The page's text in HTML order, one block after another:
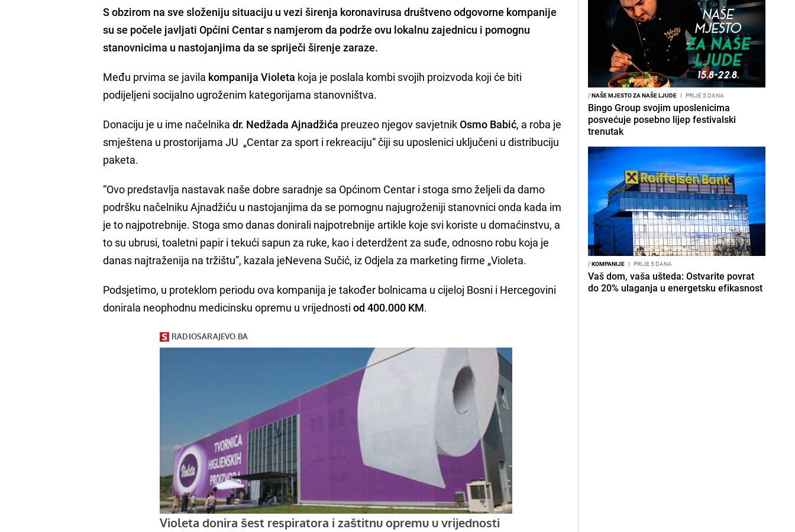
S obzirom na sve složeniju situaciju u vezi širenja koronavirusa društveno odgovorne kompanije
su se počele javljatiOpćini Centars namjerom da podrže ovu lokalnu zajednicu i pomognu
stanovnicima u nastojanjima da se spriječi širenje zaraze.
Među prvima se javila kompanija Violeta koja je poslala kombi svojih proizvoda koji će biti
podijeljeni socijalno ugroženim kategorijama stanovništva.
Donaciju je u ime načelnikadr. Nedžada Ajnadžića preuzeo njegov savjetnikOsmo Babić, a roba je
smještena u prostorijama JU „Centar za sport i rekreaciju“ čiji su uposlenici uključeni u distribuciju
paketa.
“Ovo predstavlja nastavak naše dobre saradnje sa Općinom Centar i stoga smo željeli da damo
podršku načelniku Ajnadžiću u nastojanjima da se pomognu najugroženiji stanovnici onda kada im
je to najpotrebnije. Stoga smo danas donirali najpotrebnije artikle koje svi koriste u domaćinstvu, a
to su ubrusi, toaletni papir i tekući sapun za ruke, kao i deterdžent za suđe, odnosno robu koja je
danas najtraženija na tržištu”, kazala jeNevena Sučić, iz Odjela za marketing firme „Violeta.
Podsjetimo, u proteklom periodu ova kompanija je također bolnicama u cijeloj Bosni i Hercegovini
donirala neophodnu medicinsku opremu u vrijednostiod 400.000 KM.
/NAŠE MJESTO ZA NAŠE LJUDE I PRIJE 5 DANA
Bingo Group svojim uposlenicima
posvećuje posebno lijep festivalski
trenutak
/KOMPANIJE I PRIJE 5 DANA
Vaš dom, vaša ušteda: Ostvarite povrat
do 20% ulaganja u energetsku efikasnost